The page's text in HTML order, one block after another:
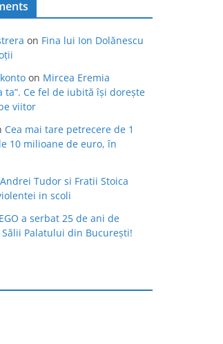
on Fina lui Ion Dolănescu
on Mircea Eremia
ta”. Ce fel de iubită își dorește
viitor
Cea mai tare petrecere de 1
10 milioane de euro, în
Tudor si Fratii Stoica
in scoli
a serbat 25 de ani de
Palatului din București!